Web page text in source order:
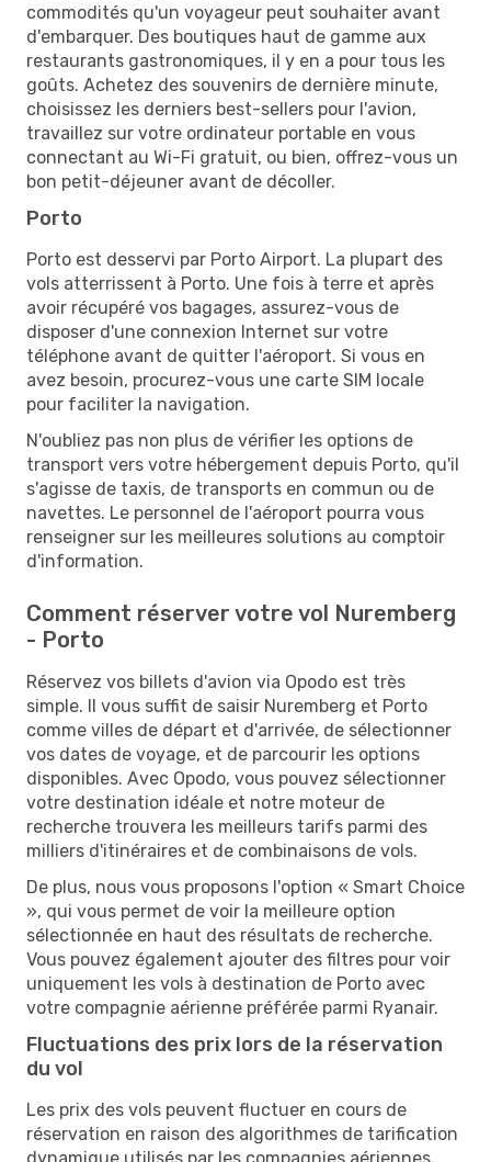
commodités qu'un voyageur peut souhaiter avant
d'embarquer. Des boutiques haut de gamme aux
restaurants gastronomiques, il y en a pour tous les
goûts. Achetez des souvenirs de dernière minute,
choisissez les derniers best-sellers pour l'avion,
travaillez sur votre ordinateur portable en vous
connectant au Wi-Fi gratuit, ou bien, offrez-vous un
bon petit-déjeuner avant de décoller.
Porto
Porto est desservi par Porto Airport. La plupart des
vols atterrissent à Porto. Une fois à terre et après
avoir récupéré vos bagages, assurez-vous de
disposer d'une connexion Internet sur votre
téléphone avant de quitter l'aéroport. Si vous en
avez besoin, procurez-vous une carte SIM locale
pour faciliter la navigation.
N'oubliez pas non plus de vérifier les options de
transport vers votre hébergement depuis Porto, qu'il
s'agisse de taxis, de transports en commun ou de
navettes. Le personnel de l'aéroport pourra vous
renseigner sur les meilleures solutions au comptoir
d'information.
Comment réserver votre vol Nuremberg
- Porto
Réservez vos billets d'avion via Opodo est très
simple. Il vous suffit de saisir Nuremberg et Porto
comme villes de départ et d'arrivée, de sélectionner
vos dates de voyage, et de parcourir les options
disponibles. Avec Opodo, vous pouvez sélectionner
votre destination idéale et notre moteur de
recherche trouvera les meilleurs tarifs parmi des
milliers d'itinéraires et de combinaisons de vols.
De plus, nous vous proposons l'option « Smart Choice
», qui vous permet de voir la meilleure option
sélectionnée en haut des résultats de recherche.
Vous pouvez également ajouter des filtres pour voir
uniquement les vols à destination de Porto avec
votre compagnie aérienne préférée parmi Ryanair.
Fluctuations des prix lors de la réservation
du vol
Les prix des vols peuvent fluctuer en cours de
réservation en raison des algorithmes de tarification